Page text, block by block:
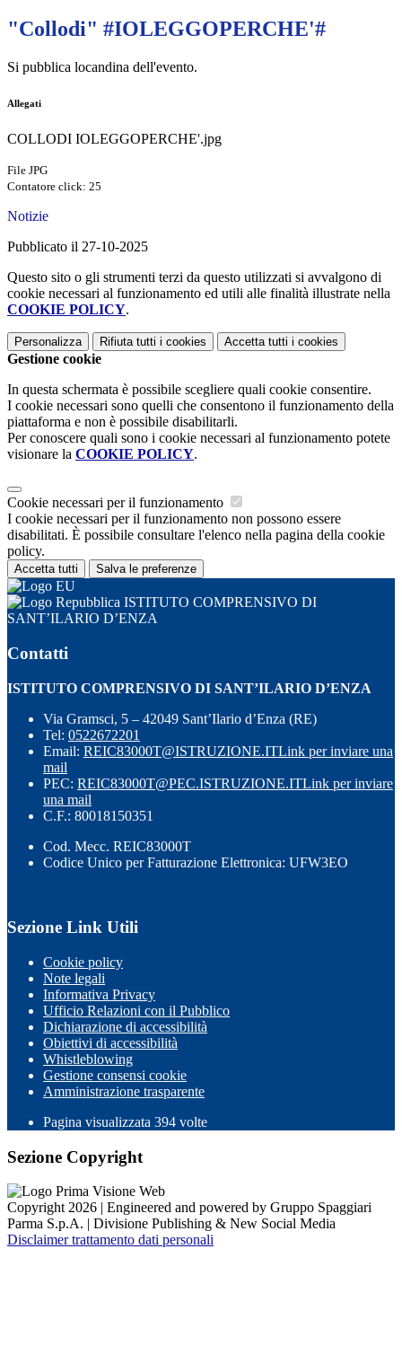
"Collodi" #IOLEGGOPERCHE'#
Si pubblica locandina dell'evento.
Allegati
COLLODI IOLEGGOPERCHE'.jpg
File JPG
Contatore click: 25
Notizie
Pubblicato il 27-10-2025
Questo sito o gli strumenti terzi da questo utilizzati si avvalgono di
cookie necessari al funzionamento ed utili alle finalità illustrate nella
COOKIE POLICY.
Personalizza Rifiuta tutti i cookies Accetta tutti i cookies
Gestione cookie
In questa schermata è possibile scegliere quali cookie consentire.
I cookie necessari sono quelli che consentono il funzionamento della
piattaforma e non è possibile disabilitarli.
Per conoscere quali sono i cookie necessari al funzionamento potete
visionare la COOKIE POLICY.
Cookie necessari per il funzionamento
I cookie necessari per il funzionamento non possono essere
disabilitati. È possibile consultare l'elenco nella pagina della cookie
policy.
Accetta tutti Salva le preferenze
ISTITUTO COMPRENSIVO DI
SANT’ILARIO D’ENZA
Contatti
ISTITUTO COMPRENSIVO DI SANT’ILARIO D’ENZA
Via Gramsci, 5 – 42049 Sant’Ilario d’Enza (RE)
Tel: 0522672201
Email: REIC83000T@ISTRUZIONE.ITLink per inviare una
mail
PEC: REIC83000T@PEC.ISTRUZIONE.ITLink per inviare
una mail
C.F.: 80018150351
Cod. Mecc. REIC83000T
Codice Unico per Fatturazione Elettronica: UFW3EO
Sezione Link Utili
Cookie policy
Note legali
Informativa Privacy
Ufficio Relazioni con il Pubblico
Dichiarazione di accessibilità
Obiettivi di accessibilità
Whistleblowing
Gestione consensi cookie
Amministrazione trasparente
Pagina visualizzata 394 volte
Sezione Copyright
Copyright 2026 | Engineered and powered by Gruppo Spaggiari
Parma S.p.A. | Divisione Publishing & New Social Media
Disclaimer trattamento dati personali